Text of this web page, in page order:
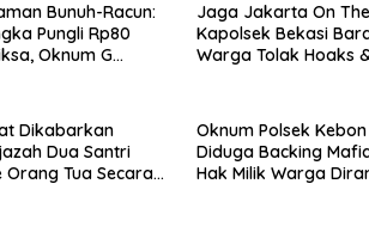
Bunuh-Racun:
Pungli Rp80
Oknum G
Jaga Jakarta On
Kapolsek Bekasi
Warga Tolak Hoaks
Dikabarkan
Dua Santri
Orang Tua Secara
Oknum Polsek
Diduga Backing
Hak Milik Warga